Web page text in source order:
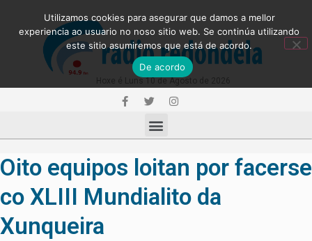
Oito equipos loitan por facerse
co XLIII Mundialito da
Xunqueira
Utilizamos cookies para asegurar que damos a mellor
experiencia ao usuario no noso sitio web. Se continúa utilizando
este sitio asumiremos que está de acordo.
De acordo